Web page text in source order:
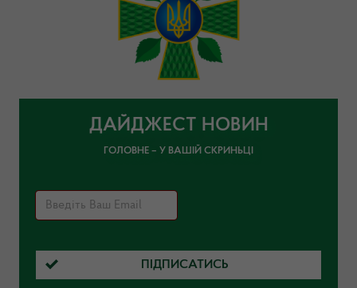
ДАЙДЖЕСТ НОВИН
ГОЛОВНЕ – У ВАШІЙ СКРИНЬЦІ
ПІДПИСАТИСЬ